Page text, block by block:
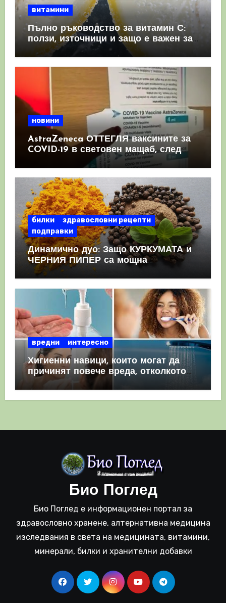
витамини
Пълно ръководство за витамин С:
ползи, източници и защо е важен за
имунната система
новини
AstraZeneca ОТТЕГЛЯ ваксините за
COVID-19 в световен мащаб, след
като призна, че те причиняват
билки
здравословни рецепти
подправки
Динамично дуо: Защо КУРКУМАТА и
ЧЕРНИЯ ПИПЕР са мощна
комбинация
вредни интересно
Хигиенни навици, които могат да
причинят повече вреда, отколкото
полза
Био Поглед
Био Поглед е информационен портал за
здравословно хранене, алтернативна медицина
изследвания в света на медицината, витамини,
минерали, билки и хранителни добавки